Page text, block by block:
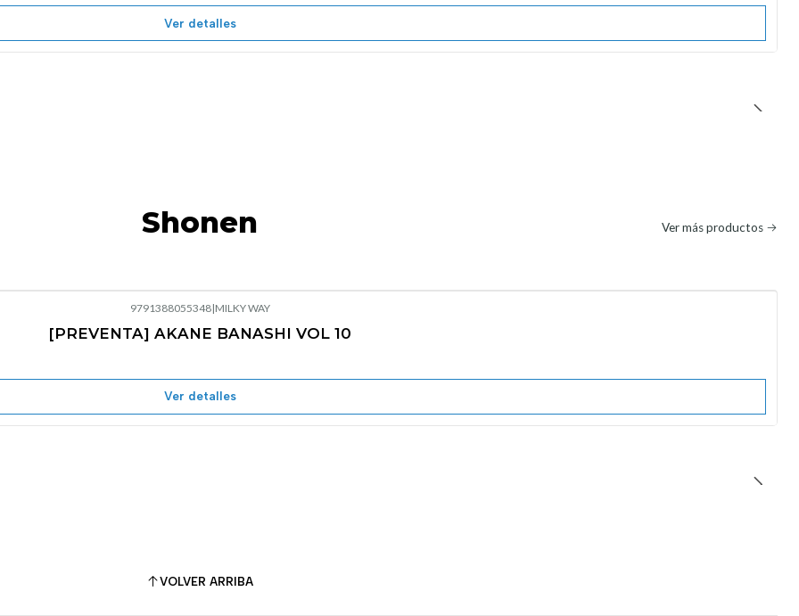
Ver detalles
Shonen Ver más productos
9791388055348|MILKY WAY
[PREVENTA] AKANE BANASHI VOL 10
Ver detalles
VOLVER ARRIBA